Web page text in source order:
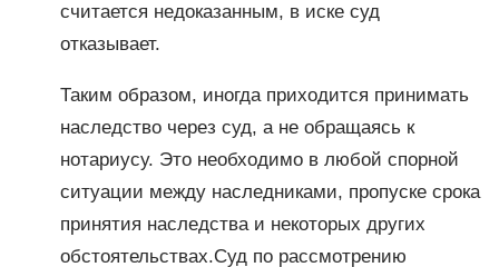
считается недоказанным, в иске суд
отказывает.
Таким образом, иногда приходится принимать
наследство через суд, а не обращаясь к
нотариусу. Это необходимо в любой спорной
ситуации между наследниками, пропуске срока
принятия наследства и некоторых других
обстоятельствах.Суд по рассмотрению